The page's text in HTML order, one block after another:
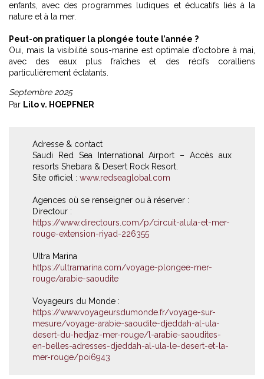
enfants, avec des programmes ludiques et éducatifs liés à la
nature et à la mer.
Peut-on pratiquer la plongée toute l’année ?
Oui, mais la visibilité sous-marine est optimale d’octobre à mai,
avec des eaux plus fraîches et des récifs coralliens
particulièrement éclatants.
Septembre 2025
Par Lilo v. HOEPFNER
Adresse & contact
Saudi Red Sea International Airport – Accès aux
resorts Shebara & Desert Rock Resort.
Site officiel : www.redseaglobal.com
Agences où se renseigner ou à réserver :
Directour :
https://www.directours.com/p/circuit-alula-et-mer-
rouge-extension-riyad-226355
Ultra Marina
https://ultramarina.com/voyage-plongee-mer-
rouge/arabie-saoudite
Voyageurs du Monde :
https://www.voyageursdumonde.fr/voyage-sur-
mesure/voyage-arabie-saoudite-djeddah-al-ula-
desert-du-hedjaz-mer-rouge/l-arabie-saoudites-
en-belles-adresses-djeddah-al-ula-le-desert-et-la-
mer-rouge/poi6943